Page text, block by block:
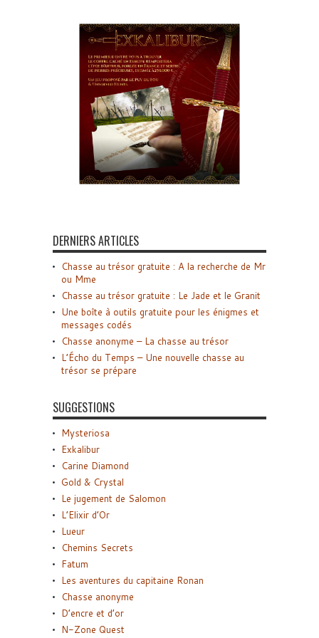
DERNIERS ARTICLES
Chasse au trésor gratuite : A la recherche de Mr
ou Mme
Chasse au trésor gratuite : Le Jade et le Granit
Une boîte à outils gratuite pour les énigmes et
messages codés
Chasse anonyme – La chasse au trésor
L’Écho du Temps – Une nouvelle chasse au
trésor se prépare
SUGGESTIONS
Mysteriosa
Exkalibur
Carine Diamond
Gold & Crystal
Le jugement de Salomon
L’Elixir d’Or
Lueur
Chemins Secrets
Fatum
Les aventures du capitaine Ronan
Chasse anonyme
D’encre et d’or
N-Zone Quest